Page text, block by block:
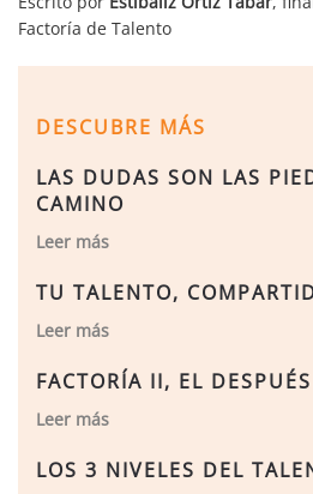
Factoría de Talento
DESCUBRE MÁS
LAS DUDAS SON LAS
CAMINO
Leer más
TU TALENTO,
Leer más
FACTORÍA II, EL DESPUÉS
Leer más
LOS 3 NIVELES DEL